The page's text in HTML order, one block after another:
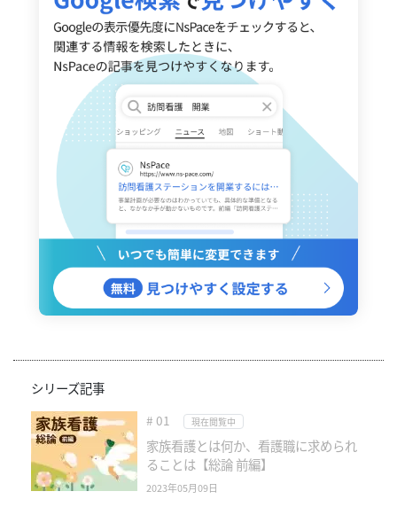
シリーズ記事
# 01 現在閲覧中
家族看護とは何か、看護職に求められ
ることは【総論 前編】
2023年05月09日